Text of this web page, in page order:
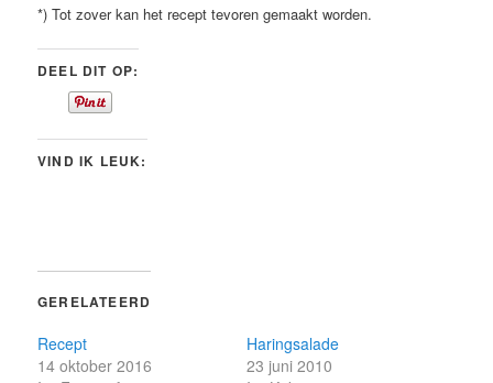
*) Tot zover kan het recept tevoren gemaakt worden.
DEEL DIT OP:
VIND IK LEUK:
GERELATEERD
Recept
14 oktober 2016
Haringsalade
23 juni 2010